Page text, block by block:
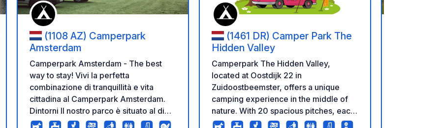
(1108 AZ) Camperpark
Amsterdam
Camperpark Amsterdam - The best
way to stay! Vivi la perfetta
combinazione di tranquillità e vita
cittadina al Camperpark Amsterdam.
Dintorni Il nostro parco è situato al di
fuori della zona ambientale, in un
(1461 DR) Camper Park The
Hidden Valley
Camperpark The Hidden Valley,
located at Oostdijk 22 in
Zuidoostbeemster, offers a unique
camping experience in the middle of
nature. With 20 spacious pitches, each
with electricity, campers up to 8 meters